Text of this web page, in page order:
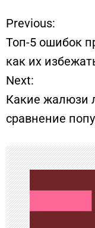
Н
а
в
и
г
а
ц
Previous:
Топ-5 ошибок
как их
Next:
Какие жалюзи
сравнение